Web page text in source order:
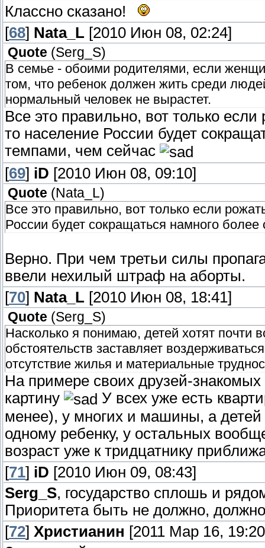
Классно сказано!
[68] Nata_L [2010 Июн 08, 02:24]
Quote (Serg_S)
В семье - обоими родителями, если
том, что ребенок должен жить среди
нормальный человек не вырастет.
Все это правильно, вот только
то население России будет
темпами, чем сейчас
[69] iD [2010 Июн 08, 09:10]
Quote (Nata_L)
Все это правильно, вот только если
России будет сокращаться намного
Верно. При чем третьи силы
ввели нехилый штраф на аборты.
[70] Nata_L [2010 Июн 08, 18:41]
Quote (Serg_S)
Насколько я понимаю, детей хотят почти
обстоятельств заставляет
отсутствие жилья и материальные
На примере своих друзей-
картину
У всех уже есть
менее), у многих и машины, а
одному ребенку, у остальных
возраст уже к тридцатнику
[71] iD [2010 Июн 09, 08:43]
Serg_S, государство сплошь и
Приоритета быть не должно,
[72] Христианин [2011 Мар 16,